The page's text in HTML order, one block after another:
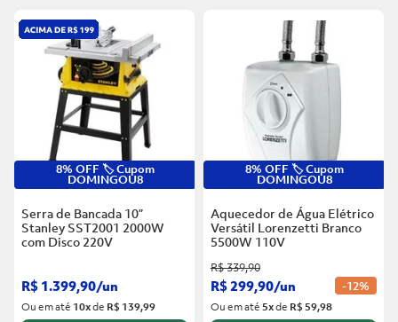
8% OFF 🏷️ Cupom
DOMINGOU8
Serra de Bancada 10”
Stanley SST2001 2000W
com Disco 220V
R$ 1.399,90/un
Ou em até 10xde R$ 139,99
8% OFF 🏷️ Cupom
DOMINGOU8
Aquecedor de Água Elétrico
Versátil Lorenzetti Branco
5500W 110V
R$339,90
R$299,90/un -12%
Ou em até5xde R$ 59,98